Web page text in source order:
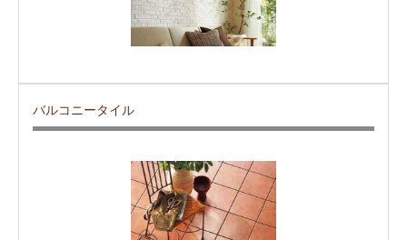
バルコニータイル